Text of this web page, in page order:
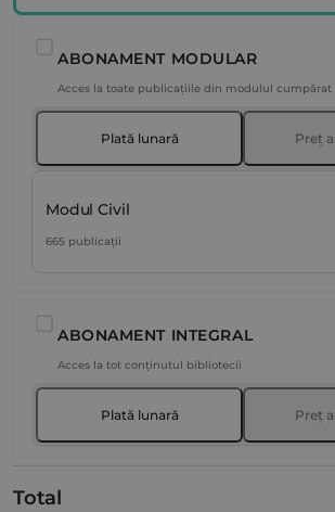
ABONAMENT MODULAR
Acces la toate publicațiile din modulul cumpărat
Plată lunară Preț
Modul Civil
665 publicații
ABONAMENT INTEGRAL
Acces la tot conținutul bibliotecii
Plată lunară Preț
Total